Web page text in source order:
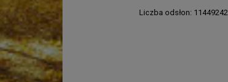
Liczba odsłon: 11449242